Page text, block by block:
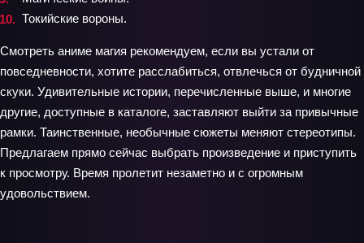
Токийские вороны.
Смотреть аниме магия рекомендуем, если вы устали от
повседневности, хотите расслабиться, отвлечься от будничной
скуки. Удивительные истории, перечисленные выше, и многие
другие, доступные в каталоге, заставляют выйти за привычные
рамки. Таинственные, необычные сюжеты меняют стереотипы.
Предлагаем прямо сейчас выбрать произведение и приступить
к просмотру. Время пролетит незаметно и с огромным
удовольствием.